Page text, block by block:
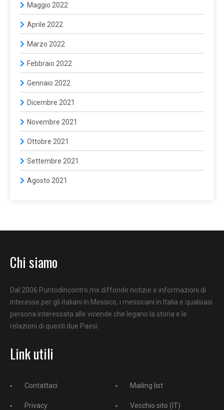
Maggio 2022
Aprile 2022
Marzo 2022
Febbraio 2022
Gennaio 2022
Dicembre 2021
Novembre 2021
Ottobre 2021
Settembre 2021
Agosto 2021
Chi siamo
Dal 2006 Puntodincontro.mx diffonde notizie e informazioni di
interesse per gli italiani in Messico, i messicani in Italia e qualsiasi
persona interessata alle vicende che legano la storia e le
relazioni di questi due Paesi.
Link utili
Contattaci
Privacy
Mailing list
Vecchio sito (IT)